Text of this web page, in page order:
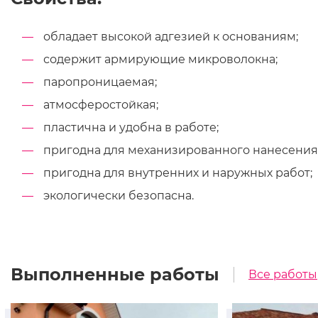
обладает высокой адгезией к основаниям;
содержит армирующие микроволокна;
паропроницаемая;
атмосферостойкая;
пластична и удобна в работе;
пригодна для механизированного
пригодна для внутренних и наружных работ;
экологически безопасна.
Выполненные работы Все работы